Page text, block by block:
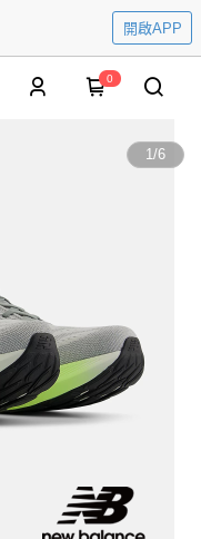
開啟APP
0
1/6